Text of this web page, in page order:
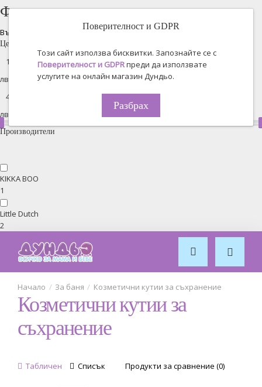
Филтрирано търсене
Възстановяване на всички
Цена
лв. -
лв.
Производители
KIKKA BOO
1
Little Dutch
2
Поверителност и GDPR
Този сайт използва бисквитки. Запознайте се с
Поверителност и GDPRпреди да използвате
услугите на онлайн магазин Дундьо.
Разбрах
За баня Козметични кутии за съхранение
Козметични кутии за
съхранение
Табличен Списък Продукти за сравнение (0)